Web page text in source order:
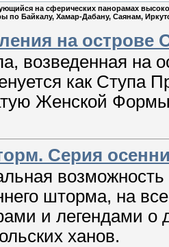
на сферических панорамах
по Байкалу, Хамар-Дабану, Саянам,
на острове
возведенная на
как Ступа
Женской
Серия
шторма, на
и легендами о
ханов.